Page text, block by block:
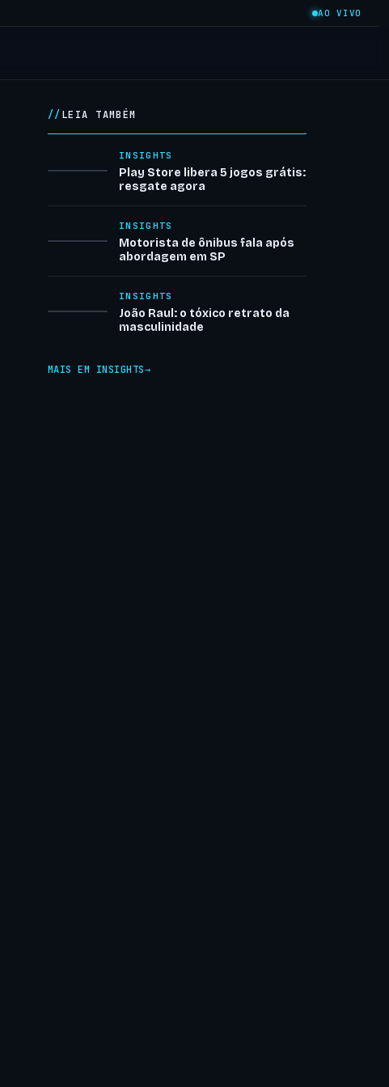
AO VIVO
LEIA TAMBÉM
INSIGHTS
Play Store libera 5 jogos grátis:
resgate agora
INSIGHTS
Motorista de ônibus fala após
abordagem em SP
INSIGHTS
João Raul: o tóxico retrato da
masculinidade
MAIS EM INSIGHTS